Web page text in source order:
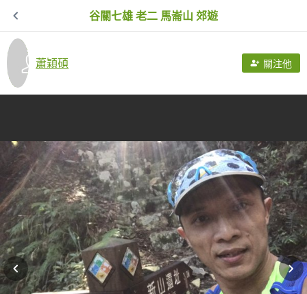
谷關七雄 老二 馬崙山 郊遊
蕭穎碩 關注他